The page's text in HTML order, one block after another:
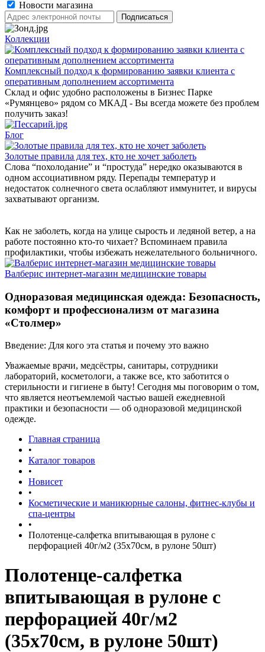
Новости магазина
Коллекции
Комплексный подход к формированию заявки клиента с
оперативным дополнением ассортимента
Склад и офис удобно расположены в Бизнес Парке
«Румянцево» рядом со МКАД - Вы всегда можете без проблем
получить заказ!
Блог
Золотые правила для тех, кто не хочет заболеть
Слова “похолодание” и “простуда” нередко оказываются в
одном ассоциативном ряду. Перепады температур и
недостаток солнечного света ослабляют иммунитет, и вирусы
захватывают организм.
Как не заболеть, когда на улице сырость и ледяной ветер, а на
работе постоянно кто-то чихает? Вспоминаем правила
профилактики, чтобы избежать нежелательного больничного.
Валберис интернет-магазин медицинские товары
Одноразовая медицинская одежда: Безопасность,
комфорт и профессионализм от магазина
«Столмер»
Введение: Для кого эта статья и почему это важно
Уважаемые врачи, медсёстры, санитары, сотрудники
лабораторий, косметологи, а также все, кто заботится о
стерильности и гигиене в быту! Сегодня мы поговорим о том,
что является неотъемлемой частью вашей ежедневной
практики и безопасности — об одноразовой медицинской
одежде.
Главная страница
•
Каталог товаров
•
Новисет
•
Косметические и маникюрные салоны, фитнес-клубы и
спа-центры
•
Полотенце-салфетка впитывающая в рулоне с
перфорацией 40г/м2 (35х70см, в рулоне 50шт)
Полотенце-салфетка
впитывающая в рулоне с
перфорацией 40г/м2
(35х70см, в рулоне 50шт)